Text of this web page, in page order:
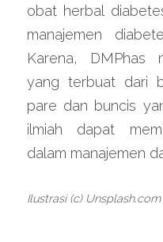
obat herbal
manajemen
Karena, DMPhas
yang terbuat dari
pare dan buncis
ilmiah dapat
dalam manajemen
Ilustrasi (c) Unsplash.com